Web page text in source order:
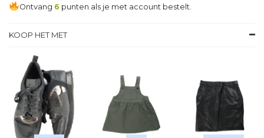
Ontvang 6 punten als je met account bestelt.
KOOP HET MET